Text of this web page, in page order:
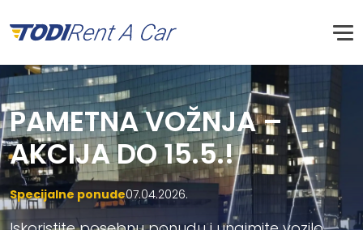
PAMETNA VOŽNJA –
AKCIJA DO 15.5.!
Specijalne ponude07.04.2026.